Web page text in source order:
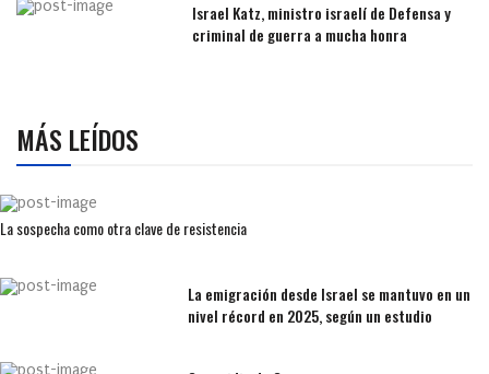
Israel Katz, ministro israelí de Defensa y
criminal de guerra a mucha honra
MÁS LEÍDOS
La sospecha como otra clave de resistencia
La emigración desde Israel se mantuvo en un
nivel récord en 2025, según un estudio